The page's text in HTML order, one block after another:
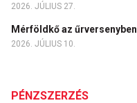
2026. JÚLIUS 27.
Mérföldkő az űrversenyben
2026. JÚLIUS 10.
PÉNZSZERZÉS